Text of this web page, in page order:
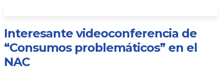
Interesante videoconferencia de
“Consumos problemáticos” en el
NAC